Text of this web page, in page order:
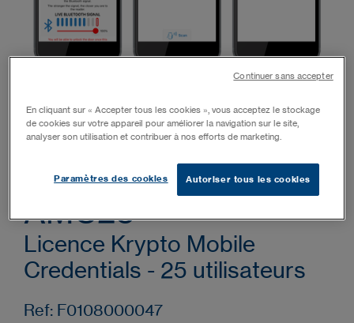
AMC25
Licence Krypto Mobile
Credentials - 25 utilisateurs
Ref: F0108000047
En cliquant sur « Accepter tous les cookies », vous acceptez le stockage
de cookies sur votre appareil pour améliorer la navigation sur le site,
analyser son utilisation et contribuer à nos efforts de marketing.
Autoriser tous les cookies
Paramètres des cookies
Continuer sans accepter